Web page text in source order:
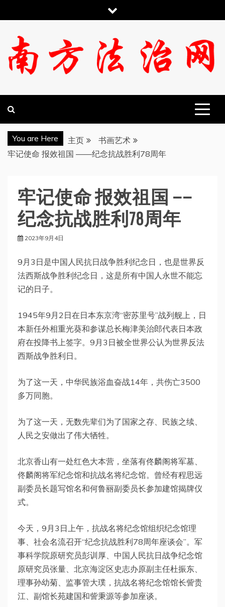
至
You are Here 主页
书画艺术
牢记使命 报效祖国 ——纪念抗战胜利78周年
牢记使命 报效祖国 ——
纪念抗战胜利78周年
2023年9月4日
9月3日是中国人民抗日战争胜利纪念日，也是世界反
法西斯战争胜利纪念日，这是所有中国人永世不能忘
记的日子。
1945年9月2日在日本东京湾“密苏里号”战列舰上，日
本新任外相重光葵和参谋总长梅津美治郎代表日本政
府在投降书上签字。9月3日被全世界公认为世界反法
西斯战争胜利日。
为了这一天，中华民族浴血奋战14年，共伤亡3500
多万同胞。
为了这一天，无数先辈们为了国家之存、民族之续、
人民之安做出了伟大牺牲。
北京香山有一处红色大本营，坐落有佟麟阁将军墓、
佟麟阁将军纪念馆和抗战名将纪念馆。曾经有程思远
副委员长题写馆名和何鲁丽副委员长参加建馆揭牌仪
式。
今天，9月3日上午，抗战名将纪念馆组织纪念馆理
事、社会名流召开“纪念抗战胜利78周年座谈会”。军
事科学院原研究员彭训厚、中国人民抗日战争纪念馆
原研究员张量、北京海淀区史志办原副主任杜振东、
理事孙幼菊、监事管大璞，抗战名将纪念馆馆长訾贵
江、副馆长苑建国和訾秉源等参加座谈。